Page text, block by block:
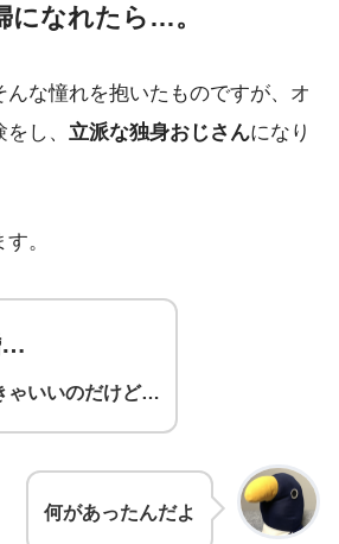
になれたら…。
んな憧れを抱いたものですが、オ
し、 立派な独身おじさんになり
。
…
ゃいいのだけど…
何があったんだよ